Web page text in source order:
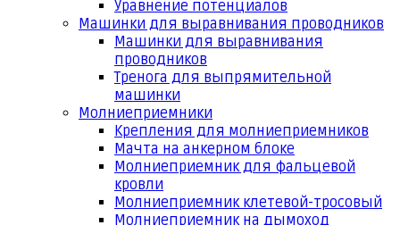
Уравнение потенциалов
Машинки для выравнивания проводников
Машинки для выравнивания
проводников
Тренога для выпрямительной
машинки
Молниеприемники
Крепления для молниеприемников
Мачта на анкерном блоке
Молниеприемник для фальцевой
кровли
Молниеприемник клетевой-тросовый
Молниеприемник на дымоход